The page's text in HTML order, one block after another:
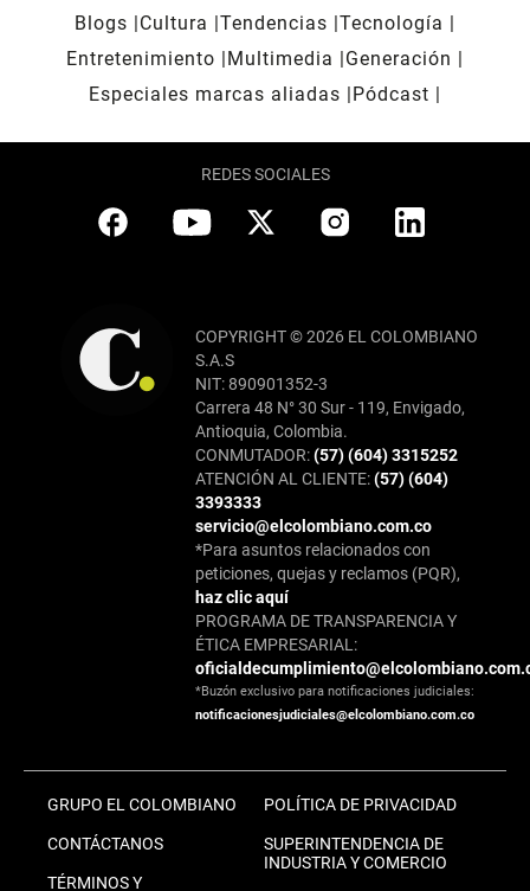
Blogs
Cultura Tendencias Tecnología
Entretenimiento
Multimedia
Generación
Especiales marcas aliadas
Pódcast
REDES SOCIALES
COPYRIGHT © 2026 EL COLOMBIANO
S.A.S
NIT: 890901352-3
Carrera 48 N° 30 Sur - 119, Envigado,
Antioquia, Colombia.
CONMUTADOR:(57) (604) 3315252
ATENCIÓN AL CLIENTE:(57) (604)
3393333
servicio@elcolombiano.com.co
*Para asuntos relacionados con
peticiones, quejas y reclamos (PQR),
haz clic aquí
PROGRAMA DE TRANSPARENCIA Y
ÉTICA EMPRESARIAL:
*Buzón exclusivo para notificaciones judiciales:
notificacionesjudiciales@elcolombiano.com.co
GRUPO EL COLOMBIANO
CONTÁCTANOS
TÉRMINOS Y
POLÍTICA DE PRIVACIDAD
SUPERINTENDENCIA DE
INDUSTRIA Y COMERCIO